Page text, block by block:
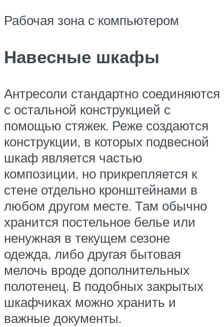
Рабочая зона с компьютером
Навесные шкафы
Антресоли стандартно соединяются
с остальной конструкцией с
помощью стяжек. Реже создаются
конструкции, в которых подвесной
шкаф является частью
композиции, но прикрепляется к
стене отдельно кронштейнами в
любом другом месте. Там обычно
хранится постельное белье или
ненужная в текущем сезоне
одежда, либо другая бытовая
мелочь вроде дополнительных
полотенец. В подобных закрытых
шкафчиках можно хранить и
важные документы.